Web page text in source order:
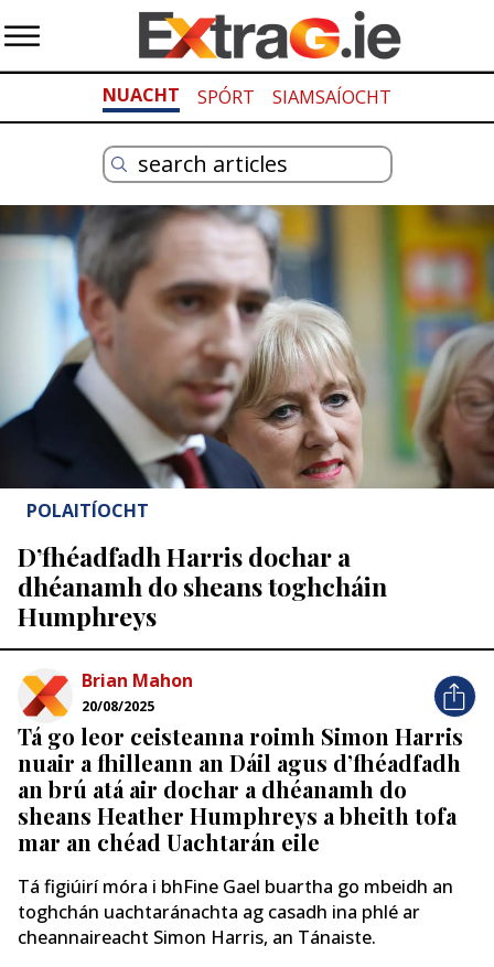
NUACHT SPÓRT SIAMSAÍOCHT
POLAITÍOCHT
D’fhéadfadh Harris dochar a
dhéanamh do sheans toghcháin
Humphreys
Brian Mahon
20/08/2025
Tá go leor ceisteanna roimh Simon Harris
nuair a fhilleann an Dáil agus d’fhéadfadh
an brú atá air dochar a dhéanamh do
sheans Heather Humphreys a bheith tofa
mar an chéad Uachtarán eile
Tá figiúirí móra i bhFine Gael buartha go mbeidh an
toghchán uachtaránachta ag casadh ina phlé ar
cheannaireacht Simon Harris, an Tánaiste.